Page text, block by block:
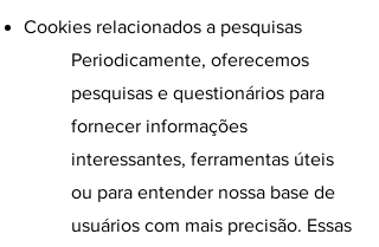
Cookies relacionados a pesquisas
Periodicamente, oferecemos
pesquisas e questionários para
fornecer informações
interessantes, ferramentas úteis
ou para entender nossa base de
usuários com mais precisão. Essas